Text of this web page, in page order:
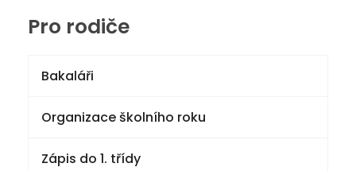
Pro rodiče
Bakaláři
Organizace školního roku
Zápis do 1. třídy